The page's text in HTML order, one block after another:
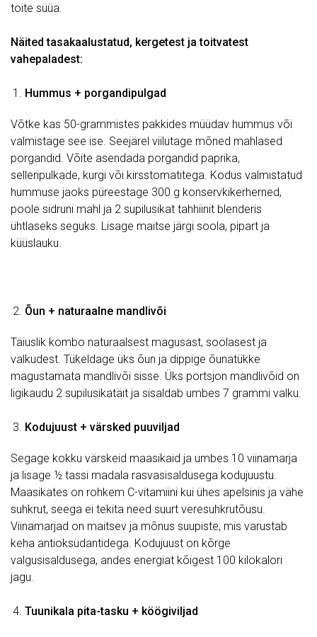
toite süüa.
Näited tasakaalustatud, kergetest ja toitvatest
vahepaladest:
Hummus + porgandipulgad
Võtke kas 50-grammistes pakkides müüdav hummus või
valmistage see ise. Seejärel viilutage mõned mahlased
porgandid. Võite asendada porgandid paprika,
selleripulkade, kurgi või kirsstomatitega. Kodus valmistatud
hummuse jaoks püreestage 300 g konservkikerherned,
poole sidruni mahl ja 2 supilusikat tahhiinit blenderis
ühtlaseks seguks. Lisage maitse järgi soola, pipart ja
küüslauku.
Õun + naturaalne mandlivõi
Täiuslik kombo naturaalsest magusast, soolasest ja
valkudest. Tükeldage üks õun ja dippige õunatükke
magustamata mandlivõi sisse. Üks portsjon mandlivõid on
ligikaudu 2 supilusikatäit ja sisaldab umbes 7 grammi valku.
Kodujuust + värsked puuviljad
Segage kokku värskeid maasikaid ja umbes 10 viinamarja
ja lisage ½ tassi madala rasvasisaldusega kodujuustu.
Maasikates on rohkem C-vitamiini kui ühes apelsinis ja vähe
suhkrut, seega ei tekita need suurt veresuhkrutõusu.
Viinamarjad on maitsev ja mõnus suupiste, mis varustab
keha antioksüdantidega. Kodujuust on kõrge
valgusisaldusega, andes energiat kõigest 100 kilokalori
jagu.
Tuunikala pita-tasku + köögiviljad